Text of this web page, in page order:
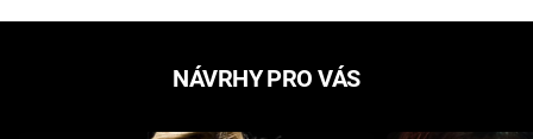
NÁVRHY PRO VÁS